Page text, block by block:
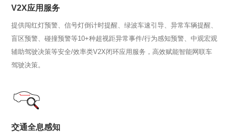
V2X应用服务
提供闯红灯预警、信号灯倒计时提醒、绿波车速引导、异常车辆提醒、
盲区预警、碰撞预警等10+种超视距异常事件/行为感知预警、中观宏观
辅助驾驶决策等安全/效率类V2X闭环应用服务，高效赋能智能网联车
驾驶决策。
交通全息感知